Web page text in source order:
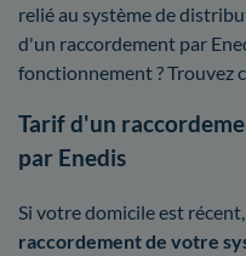
relié au système de
d'un raccordement par
fonctionnement ? Trouvez
Tarif d'un
par Enedis
Si votre domicile est récent,
raccordement de votre